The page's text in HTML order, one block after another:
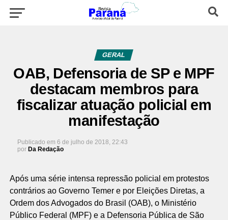
GERAL
OAB, Defensoria de SP e MPF
destacam membros para
fiscalizar atuação policial em
manifestação
Publicado em 6 de julho de 2018, 22:43
por Da Redação
Após uma série intensa repressão policial em protestos
contrários ao Governo Temer e por Eleições Diretas, a
Ordem dos Advogados do Brasil (OAB), o Ministério
Público Federal (MPF) e a Defensoria Pública de São